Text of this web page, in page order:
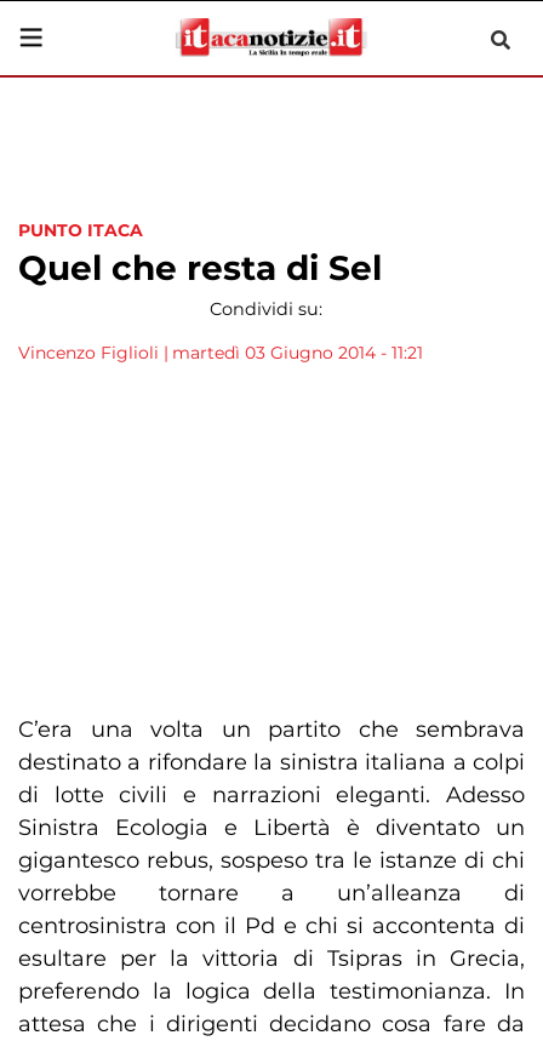
PUNTO ITACA
Quel che resta di Sel
Condividi su:
Vincenzo Figlioli | martedì 03 Giugno 2014 - 11:21
C’era una volta un partito che sembrava
destinato a rifondare la sinistra italiana a colpi
di lotte civili e narrazioni eleganti. Adesso
Sinistra Ecologia e Libertà è diventato un
gigantesco rebus, sospeso tra le istanze di chi
vorrebbe tornare a un’alleanza di
centrosinistra con il Pd e chi si accontenta di
esultare per la vittoria di Tsipras in Grecia,
preferendo la logica della testimonianza. In
attesa che i dirigenti decidano cosa fare da